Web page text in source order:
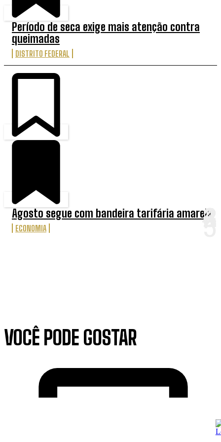
Período de seca exige mais atenção contra
queimadas
DISTRITO FEDERAL
Agosto segue com bandeira tarifária amarela
ECONOMIA
VOCÊ PODE GOSTAR